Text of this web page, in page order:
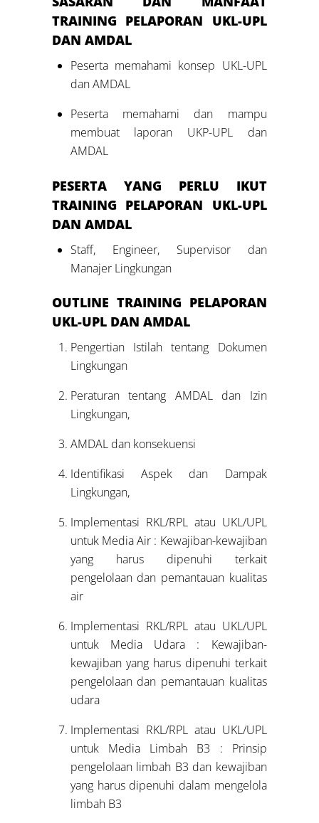
TRAINING PELAPORAN UKL-UPL
DAN AMDAL
Peserta memahami konsep UKL-UPL
dan AMDAL
Peserta memahami dan mampu
membuat laporan UKP-UPL dan
AMDAL
PESERTA YANG PERLU IKUT
TRAINING PELAPORAN UKL-UPL
DAN AMDAL
Staff, Engineer, Supervisor dan
Manajer Lingkungan
OUTLINE TRAINING PELAPORAN
UKL-UPL DAN AMDAL
Pengertian Istilah tentang Dokumen
Lingkungan
Peraturan tentang AMDAL dan Izin
Lingkungan,
AMDAL dan konsekuensi
Identifikasi Aspek dan Dampak
Lingkungan,
Implementasi RKL/RPL atau UKL/UPL
untuk Media Air : Kewajiban-kewajiban
yang harus dipenuhi terkait
pengelolaan dan pemantauan kualitas
air
Implementasi RKL/RPL atau UKL/UPL
untuk Media Udara : Kewajiban-
kewajiban yang harus dipenuhi terkait
pengelolaan dan pemantauan kualitas
udara
Implementasi RKL/RPL atau UKL/UPL
untuk Media Limbah B3 : Prinsip
pengelolaan limbah B3 dan kewajiban
yang harus dipenuhi dalam mengelola
limbah B3